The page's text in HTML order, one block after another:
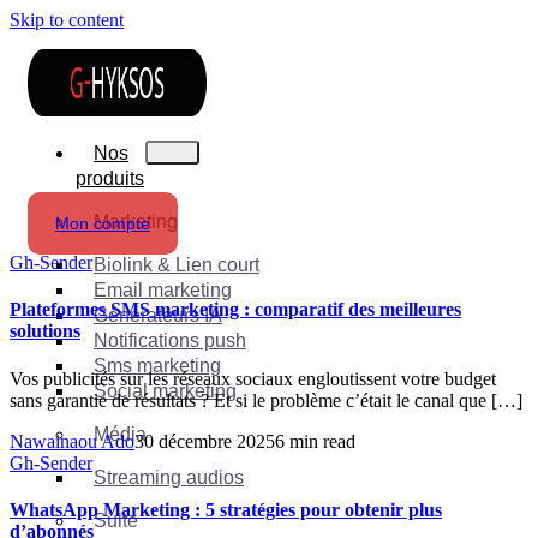
Skip to content
Nos
produits
Marketing
Biolink & Lien court
Email marketing
Générateurs IA
Notifications push
Sms marketing
Social marketing
Média
Streaming audios
Suite
Mon compte
Gh-Sender
Plateformes SMS marketing : comparatif des meilleures
solutions
Vos publicités sur les réseaux sociaux engloutissent votre budget
sans garantie de résultats ? Et si le problème c’était le canal que […]
Nawainaou Ado30 décembre 20256 min read
Gh-Sender
WhatsApp Marketing : 5 stratégies pour obtenir plus
d’abonnés